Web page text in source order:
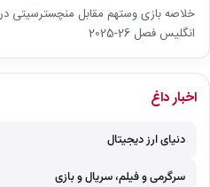
خلاصه بازی وستهم مقابل منچسترسیتی
انگلیس فصل 26-2025
اخبار داغ
دنیای ارز دیجیتال
سرگرمی و فیلم، سریال و بازی